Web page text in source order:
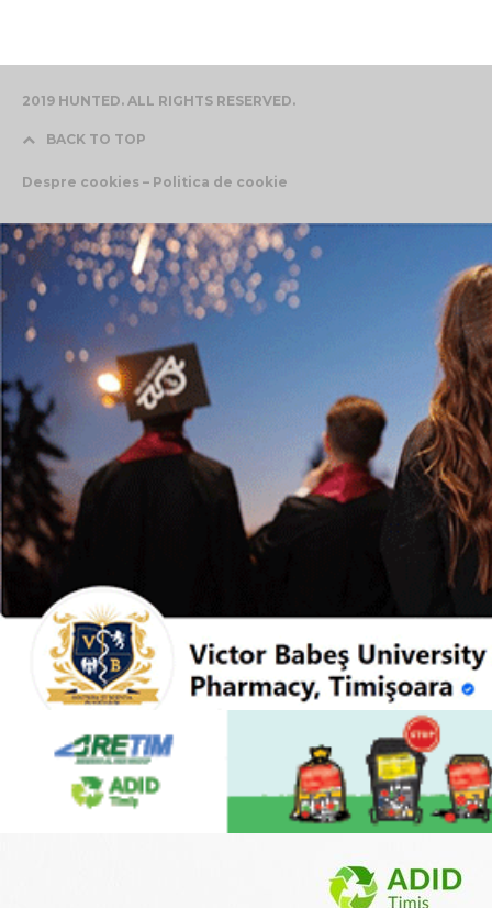
2019 HUNTED. ALL RIGHTS RESERVED.
BACK TO TOP
Despre cookies – Politica de cookie